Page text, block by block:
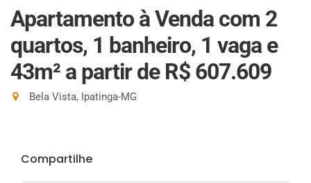
Apartamento à Venda com 2
quartos, 1 banheiro, 1 vaga e
43m² a partir de R$ 607.609
Bela Vista, Ipatinga-MG
Compartilhe